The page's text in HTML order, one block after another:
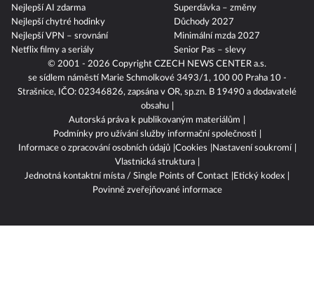
© 2001 - 2026 Copyright CZECH NEWS CENTER a.s.
se sídlem náměstí Marie Schmolkové 3493/1, 100 00 Praha 10 -
Strašnice, IČO: 02346826, zapsána v OR, sp.zn. B 19490 a dodavatelé
obsahu
Autorská práva k publikovaným materiálům
Podmínky pro užívání služby informační společnosti
Informace o zpracování osobních údajů Cookies
Nastavení soukromí
Vlastnická struktura
Jednotná kontaktní místa / Single Points of Contact
Etický kodex
Povinně zveřejňované informace
Nejlepší AI zdarma
Nejlepší chytré hodinky
Nejlepší VPN – srovnání
Netflix filmy a seriály
Superdávka – změny
Důchody 2027
Minimální mzda 2027
Senior Pas – slevy